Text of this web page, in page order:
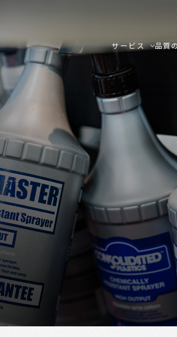
サービス 品質